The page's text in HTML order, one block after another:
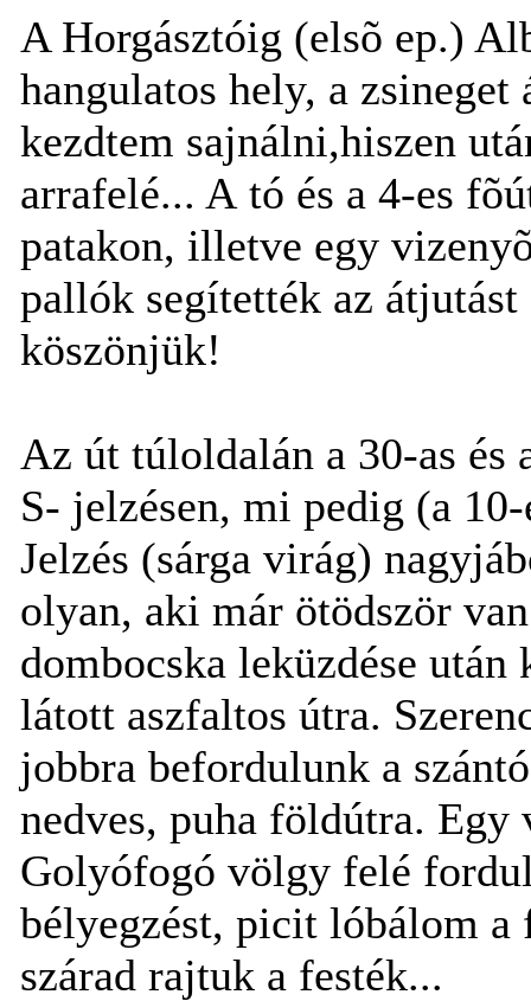
A Horgásztóig (elsõ ep.)
hangulatos hely, a zsineget
kezdtem sajnálni,hiszen
arrafelé... A tó és a 4-es
patakon, illetve egy
pallók segítették az
köszönjük!
Az út túloldalán a 30-as és
S- jelzésen, mi pedig (a
Jelzés (sárga virág)
olyan, aki már ötödször
dombocska leküzdése
látott aszfaltos útra.
jobbra befordulunk a
nedves, puha földútra.
Golyófogó völgy felé
bélyegzést, picit lóbálom a
szárad rajtuk a festék...